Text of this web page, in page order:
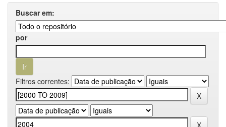
Buscar em:
por
Filtros correntes: